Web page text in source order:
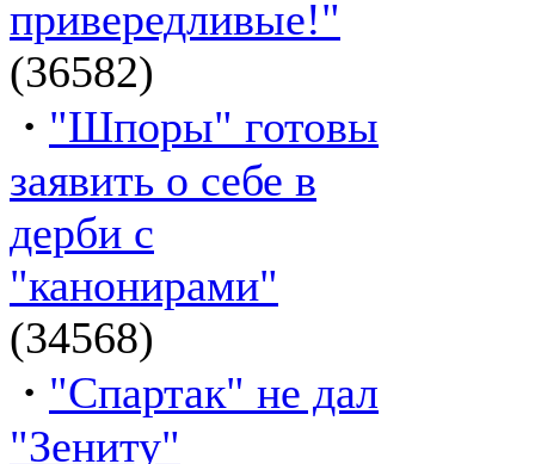
привередливые!"
(36582)
· "Шпоры" готовы
заявить о себе в
дерби с
"канонирами"
(34568)
· "Спартак" не дал
"Зениту"